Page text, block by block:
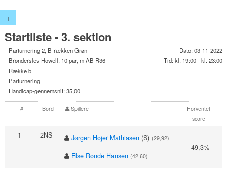
+
Startliste - 3. sektion
Parturnering 2, B-rækken Grøn
Brønderslev Howell, 10 par, m AB R36 -
Række b
Parturnering
Handicap-gennemsnit: 35,00
Dato: 03-11-2022
Tid: kl. 19:00 - kl. 23:00
# Bord Spillere
Forventet
score
1 2NS Jørgen Højer Mathiasen (S) (29,92)
Else Rønde Hansen (42,60)
49,3%